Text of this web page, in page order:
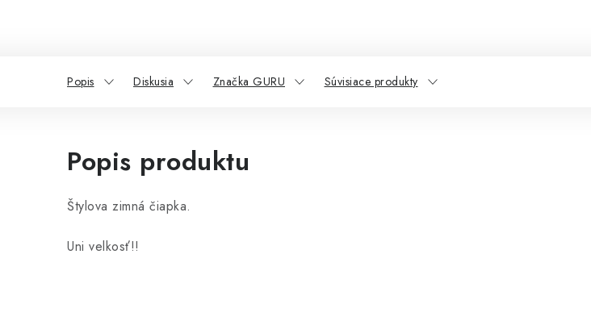
Popis Diskusia Značka GURU Súvisiace produkty
Popis produktu
Štylova zimná čiapka.
Uni velkosť!!